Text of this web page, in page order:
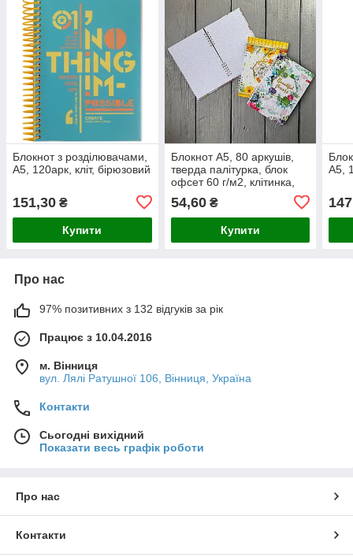
Блокнот з розділювачами,
А5, 120арк, кліт, бірюзовий
151,30 ₴
Купити
Блокнот А5, 80 аркушів,
тверда палітурка, блок
офсет 60 г/м2, клітинка,
54,60₴
Купити
А5,
Про нас
97% позитивних з 132 відгуків за рік
Працює з 10.04.2016
м. Вінниця
вул. Лялі Ратушної 106, Вінниця, Україна
Контакти
Сьогодні вихідний
Показати весь графік роботи
Про нас
Контакти